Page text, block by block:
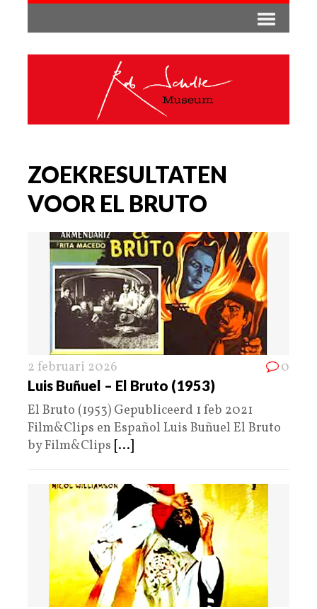
ZOEKRESULTATEN
VOOR EL BRUTO
2 februari 2026 0
Luis Buñuel – El Bruto (1953)
El Bruto (1953) Gepubliceerd 1 feb 2021
Film&Clips en Español Luis Buñuel El Bruto
by Film&Clips [...]